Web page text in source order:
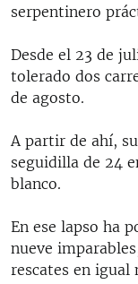
serpentinero
Desde el 23 de
tolerado dos
de agosto.
A partir de ahí,
seguidilla de 24
blanco.
En ese lapso ha
nueve
rescates en igual